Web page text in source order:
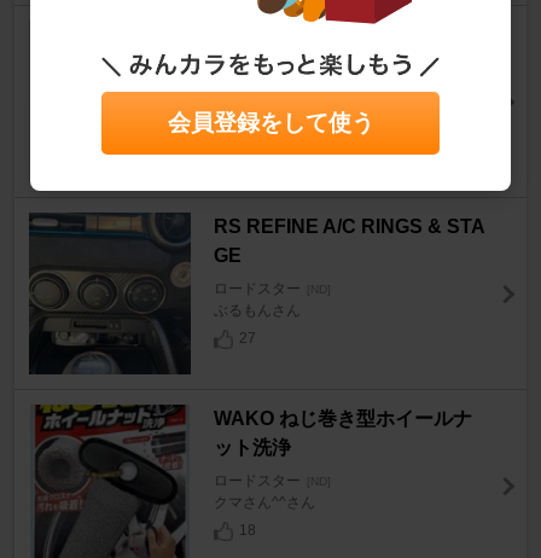
ケット
ロードスター
mαkkyさん
RS REFINE A/C RINGS & STA
GE
ロードスター [ND]
ぶるもんさん
27
WAKO ねじ巻き型ホイールナ
ット洗浄
ロードスター [ND]
クマさん^^さん
18
会員登録をして使う